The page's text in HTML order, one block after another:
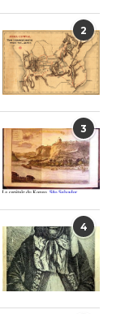
2
3
4